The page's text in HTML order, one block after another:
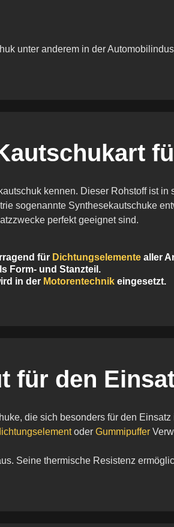
unter anderem in der
kennen. Dieser Rohstoff ist
sogenannte Synthesekautschuke
perfekt geeignet sind.
für Dichtungselemente aller
Form- und Stanzteil.
in der Motorentechnik eingesetzt.
für den
die sich besonders für den
oder Gummipuffer
Seine thermische Resistenz